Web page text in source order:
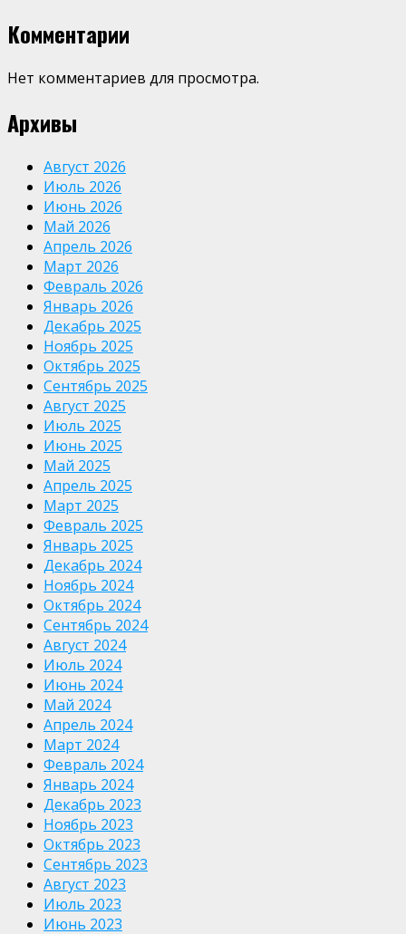
Комментарии
Нет комментариев для просмотра.
Архивы
Август 2026
Июль 2026
Июнь 2026
Май 2026
Апрель 2026
Март 2026
Февраль 2026
Январь 2026
Декабрь 2025
Ноябрь 2025
Октябрь 2025
Сентябрь 2025
Август 2025
Июль 2025
Июнь 2025
Май 2025
Апрель 2025
Март 2025
Февраль 2025
Январь 2025
Декабрь 2024
Ноябрь 2024
Октябрь 2024
Сентябрь 2024
Август 2024
Июль 2024
Июнь 2024
Май 2024
Апрель 2024
Март 2024
Февраль 2024
Январь 2024
Декабрь 2023
Ноябрь 2023
Октябрь 2023
Сентябрь 2023
Август 2023
Июль 2023
Июнь 2023